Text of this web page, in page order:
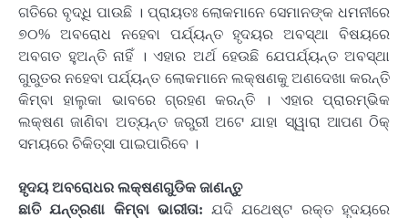
ଗତିରେ ବୃଦ୍ଧି ପାଉଛି । ପ୍ରାୟତଃ ଲୋକମାନେ ସେମାନଙ୍କ ଧମନୀରେ
୭୦% ଅବରୋଧ ନହେବା ପର୍ଯ୍ୟନ୍ତ ହୃଦୟର ଅବସ୍ଥା ବିଷୟରେ
ଅବଗତ ହୁଅନ୍ତି ନାହିଁ । ଏହାର ଅର୍ଥ ହେଉଛି ଯେପର୍ଯ୍ୟନ୍ତ ଅବସ୍ଥା
ଗୁରୁତର ନହେବା ପର୍ଯ୍ୟନ୍ତ ଲୋକମାନେ ଲକ୍ଷଣକୁ ଅଣଦେଖା କରନ୍ତି
କିମ୍ବା ହାଲୁକା ଭାବରେ ଗ୍ରହଣ କରନ୍ତି । ଏହାର ପ୍ରାରମ୍ଭିକ
ଲକ୍ଷଣ ଜାଣିବା ଅତ୍ୟନ୍ତ ଜରୁରୀ ଅଟେ ଯାହା ସ୍ୱାରା ଆପଣ ଠିକ୍
ସମୟରେ ଚିକିତ୍ସା ପାଇପାରିବେ ।
ହୃଦୟ ଅବରୋଧର ଲକ୍ଷଣଗୁଡିକ ଜାଣନ୍ତୁ
ଛାତି ଯନ୍ତ୍ରଣା କିମ୍ବା ଭାରୀତା: ଯଦି ଯଥେଷ୍ଟ ରକ୍ତ ହୃଦୟରେ